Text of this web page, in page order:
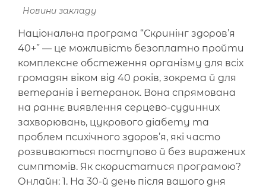
Новини закладу
Національна програма “Скринінг здоров’я
40+” — це можливість безоплатно пройти
комплексне обстеження організму для всіх
громадян віком від 40 років, зокрема й для
ветеранів і ветеранок. Вона спрямована
на раннє виявлення серцево-судинних
захворювань, цукрового діабету та
проблем психічного здоров’я, які часто
розвиваються поступово й без виражених
симптомів. Як скористатися програмою?
Онлайн: 1. На 30-й день після вашого дня